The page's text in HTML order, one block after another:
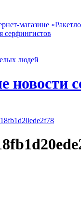
магазине
серфингистов
людей
новости